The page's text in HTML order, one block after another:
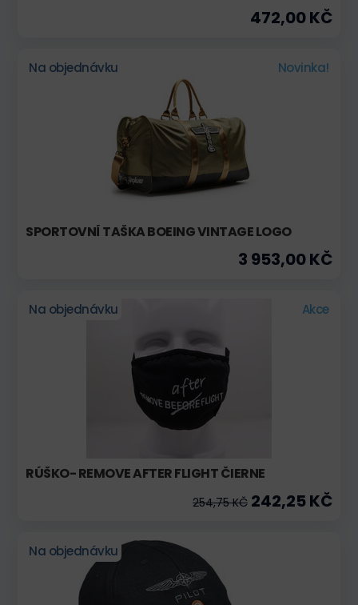
472,00 KČ
Na objednávku Novinka!
SPORTOVNÍ TAŠKA BOEING VINTAGE LOGO
3 953,00 KČ
Na objednávku Akce
RÚŠKO- REMOVE AFTER FLIGHT ČIERNE
254,75 KČ 242,25 KČ
Na objednávku